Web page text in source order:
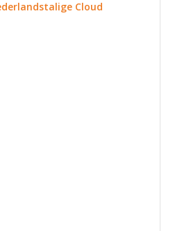
Cloud